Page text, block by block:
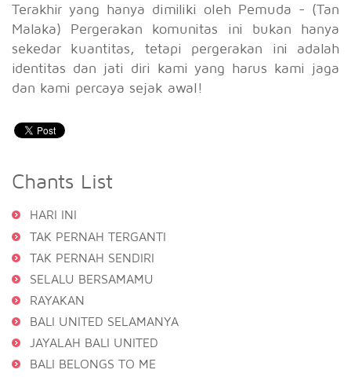
Terakhir yang hanya dimiliki oleh Pemuda - (Tan
Malaka) Pergerakan komunitas ini bukan hanya
sekedar kuantitas, tetapi pergerakan ini adalah
identitas dan jati diri kami yang harus kami jaga
dan kami percaya sejak awal!
Chants List
HARI INI
TAK PERNAH TERGANTI
TAK PERNAH SENDIRI
SELALU BERSAMAMU
RAYAKAN
BALI UNITED SELAMANYA
JAYALAH BALI UNITED
BALI BELONGS TO ME